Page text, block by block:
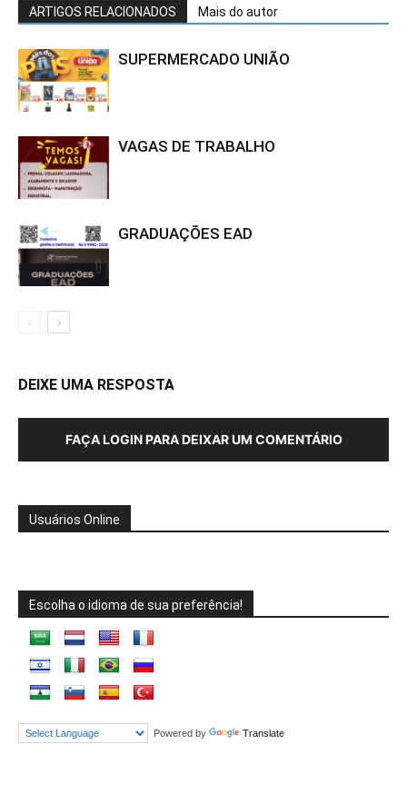
ARTIGOS RELACIONADOS Mais do autor
SUPERMERCADO UNIÃO
VAGAS DE TRABALHO
GRADUAÇÕES EAD
DEIXE UMA RESPOSTA
FAÇA LOGIN PARA DEIXAR UM COMENTÁRIO
Usuários Online
Escolha o idioma de sua preferência!
Powered by Translate